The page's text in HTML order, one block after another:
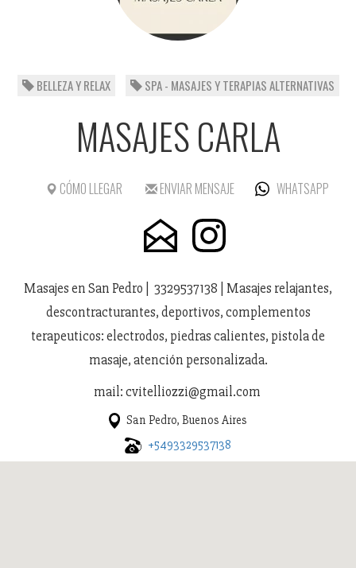
BELLEZA Y RELAX SPA - MASAJES Y TERAPIAS ALTERNATIVAS
MASAJES CARLA
CÓMO LLEGAR ENVIAR MENSAJE WHATSAPP
Masajes en San Pedro | 3329537138 | Masajes relajantes,
descontracturantes, deportivos, complementos
terapeuticos: electrodos, piedras calientes, pistola de
masaje, atención personalizada.
mail: cvitelliozzi@gmail.com
San Pedro, Buenos Aires
+5493329537138